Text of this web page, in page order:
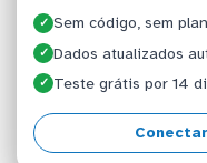
✓ Sem código, sem
✓ Dados atualizados
✓ Teste grátis por 14